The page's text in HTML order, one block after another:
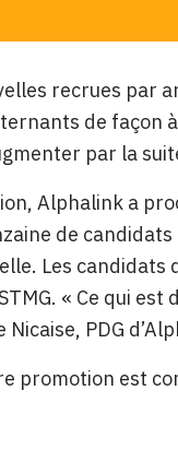
recrues par
de façon
par la
Alphalink a
de
Les candidats
« Ce qui
PDG
promotion est